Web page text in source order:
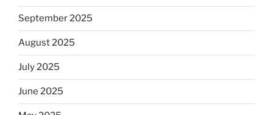
September 2025
August 2025
July 2025
June 2025